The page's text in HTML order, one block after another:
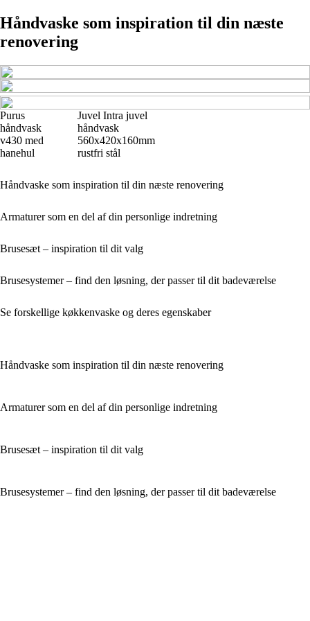
Håndvaske som inspiration til din næste
renovering
Purus
håndvask
v430 med
hanehul
Juvel Intra juvel
håndvask
560x420x160mm
rustfri stål
Håndvaske som inspiration til din næste renovering
Armaturer som en del af din personlige indretning
Brusesæt – inspiration til dit valg
Brusesystemer – find den løsning, der passer til dit badeværelse
Se forskellige køkkenvaske og deres egenskaber
Håndvaske som inspiration til din næste renovering
Armaturer som en del af din personlige indretning
Brusesæt – inspiration til dit valg
Brusesystemer – find den løsning, der passer til dit badeværelse